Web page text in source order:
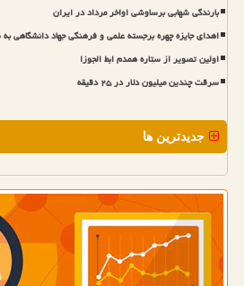
بارندگی شهابی برساوشی اواخر مرداد در ایران
اهدای جایزه چهره برجسته علمی و فرهنگی جهاد دانشگاهی به
اولین تصویر از ستاره همدم ابط الجوزا
سرقت چندین میلیون دلار در ۲۵ دقیقه
جدیدترین ها